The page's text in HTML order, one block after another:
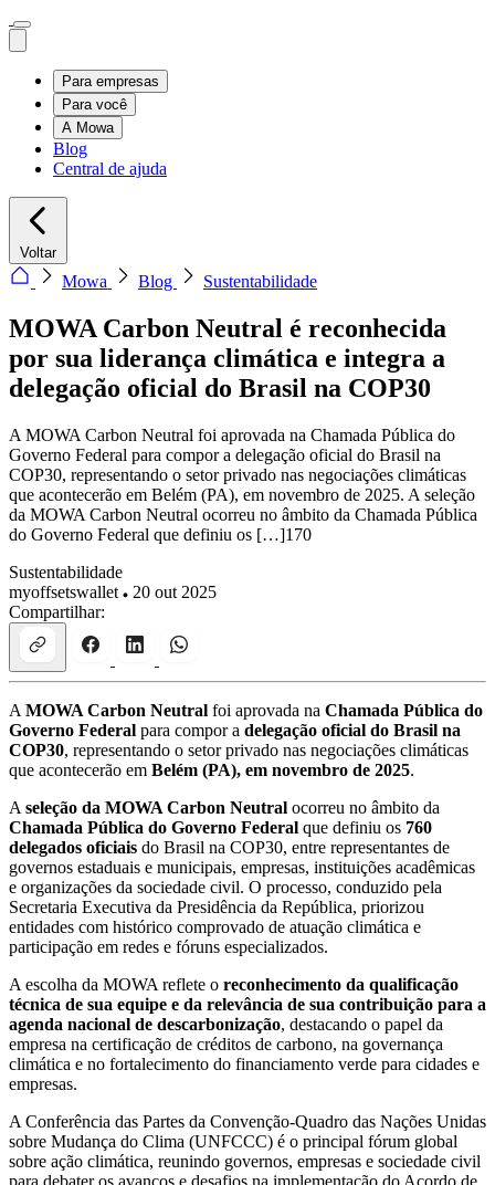
Para empresas
Para você
A Mowa
Blog
Central de ajuda
Voltar
Mowa Blog Sustentabilidade
MOWA Carbon Neutral é reconhecida
por sua liderança climática e integra a
delegação oficial do Brasil na COP30
A MOWA Carbon Neutral foi aprovada na Chamada Pública do
Governo Federal para compor a delegação oficial do Brasil na
COP30, representando o setor privado nas negociações climáticas
que acontecerão em Belém (PA), em novembro de 2025. A seleção
da MOWA Carbon Neutral ocorreu no âmbito da Chamada Pública
do Governo Federal que definiu os […]170
Sustentabilidade
myoffsetswallet
20 out 2025
Compartilhar:
A MOWA Carbon Neutral foi aprovada na Chamada Pública do
Governo Federal para compor a delegação oficial do Brasil na
COP30, representando o setor privado nas negociações climáticas
que acontecerão em Belém (PA), em novembro de 2025.
A seleção da MOWA Carbon Neutral ocorreu no âmbito da
Chamada Pública do Governo Federal que definiu os 760
delegados oficiais do Brasil na COP30, entre representantes de
governos estaduais e municipais, empresas, instituições acadêmicas
e organizações da sociedade civil. O processo, conduzido pela
Secretaria Executiva da Presidência da República, priorizou
entidades com histórico comprovado de atuação climática e
participação em redes e fóruns especializados.
A escolha da MOWA reflete o reconhecimento da qualificação
técnica de sua equipe e da relevância de sua contribuição para a
agenda nacional de descarbonização, destacando o papel da
empresa na certificação de créditos de carbono, na governança
climática e no fortalecimento do financiamento verde para cidades e
empresas.
A Conferência das Partes da Convenção-Quadro das Nações Unidas
sobre Mudança do Clima (UNFCCC) é o principal fórum global
sobre ação climática, reunindo governos, empresas e sociedade civil
para debater os avanços e desafios na implementação do Acordo de